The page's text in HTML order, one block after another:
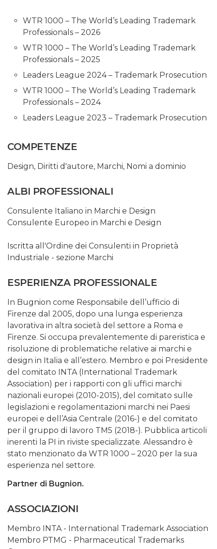
WTR 1000 – The World’s Leading Trademark
Professionals – 2026
WTR 1000 – The World’s Leading Trademark
Professionals – 2025
Leaders League 2024 – Trademark Prosecution
WTR 1000 – The World’s Leading Trademark
Professionals – 2024
Leaders League 2023 – Trademark Prosecution
COMPETENZE
Design, Diritti d'autore, Marchi, Nomi a dominio
ALBI PROFESSIONALI
Consulente Italiano in Marchi e Design
Consulente Europeo in Marchi e Design
Iscritta all'Ordine dei Consulenti in Proprietà
Industriale - sezione Marchi
ESPERIENZA PROFESSIONALE
In Bugnion come Responsabile dell’ufficio di
Firenze dal 2005, dopo una lunga esperienza
lavorativa in altra società del settore a Roma e
Firenze. Si occupa prevalentemente di pareristica e
risoluzione di problematiche relative ai marchi e
design in Italia e all’estero. Membro e poi Presidente
del comitato INTA (International Trademark
Association) per i rapporti con gli uffici marchi
nazionali europei (2010-2015), del comitato sulle
legislazioni e regolamentazioni marchi nei Paesi
europei e dell’Asia Centrale (2016-) e del comitato
per il gruppo di lavoro TM5 (2018-). Pubblica articoli
inerenti la PI in riviste specializzate. Alessandro è
stato menzionato da WTR 1000 – 2020 per la sua
esperienza nel settore.
Partner di Bugnion.
ASSOCIAZIONI
Membro INTA - International Trademark Association
Membro PTMG - Pharmaceutical Trademarks